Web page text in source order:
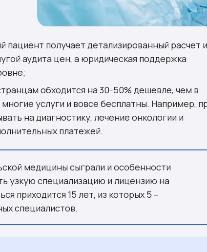
пациент получает детализированный расчет и
аудита цен, а юридическая поддержка
обходится на 30-50% дешевле, чем в
услуги и вовсе бесплатны. Например,
на диагностику, лечение онкологии и
платежей.
медицины сыграли и особенности
узкую специализацию и лицензию на
приходится 15 лет, из которых 5 –
специалистов.